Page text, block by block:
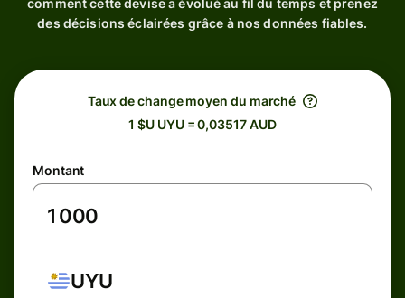
comment cette devise a évolué au fil du temps et prenez
des décisions éclairées grâce à nos données fiables.
Taux de change moyen du marché
1 $U UYU = 0,03517 AUD
Montant
UYU